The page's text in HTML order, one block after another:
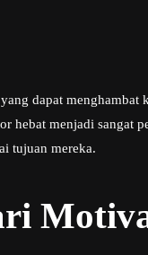
dapat
hebat menjadi
tujuan mereka.